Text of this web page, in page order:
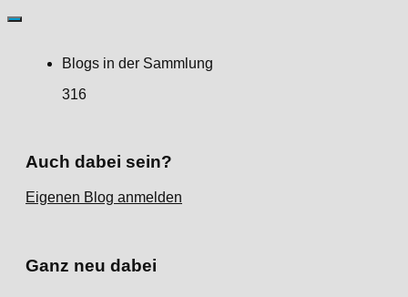
Blogs in der Sammlung
316
Auch dabei sein?
Eigenen Blog anmelden
Ganz neu dabei